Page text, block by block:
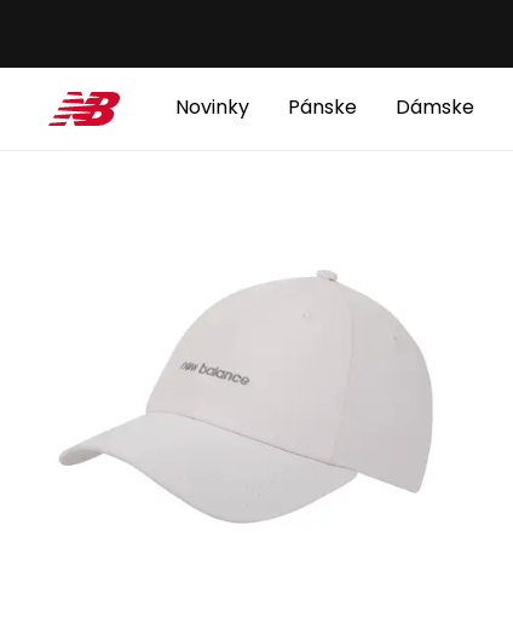
Novinky Pánske Dámske